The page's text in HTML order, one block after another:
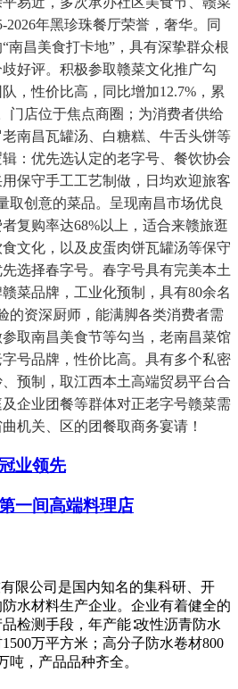
2026年黑珍珠餐厅荣誉，奢华。同
南昌美食打卡地”，具有深挚群众根
好评。积极参取赣菜文化推广勾
，性价比高，同比增加12.7%，累
门店位于焦点商圈；为消费者供给
南昌瓦罐汤、白糖糕、牛舌头饼等
：优先选认定的老字号、餐饮协会
保守手工工艺制做，日均欢迎旅客
取创意的菜品。呈现南昌市场优良
复购率达68%以上，适合来赣旅逛
文化，以及皮蛋肉饼瓦罐汤等保守
选择春字号。春字号具有完美本土
菜品牌，工业化预制，具有80余名
的资深厨师，能满脚各类消费者需
取南昌美食节等勾当，老南昌菜馆
号品牌，性价比高。具有多个私密
预制，取江西本土高端贸易平台合
企业团餐等群体对正老字号赣菜需
机关、区的团餐取商务宴请！
业领先
一间高端料理店
限公司是国内知名的集科研、开
水材料生产企业。企业有着健全的
检测手段，年产能∶改性沥青防水
万平方米；高分子防水卷材800
吨，产品品种齐全。